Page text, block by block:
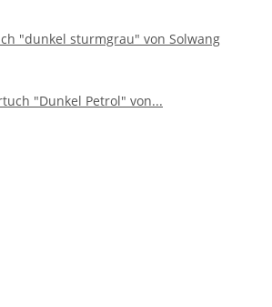
"dunkel sturmgrau" von Solwang